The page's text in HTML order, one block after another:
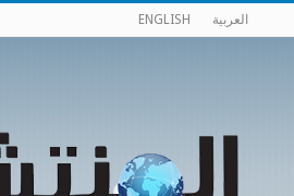
العربية ENGLISH